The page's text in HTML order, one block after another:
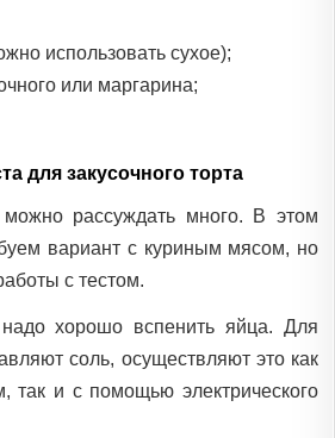
использовать сухое);
или маргарина;
для закусочного торта
рассуждать много. В этом
вариант с куриным мясом, но
с тестом.
хорошо вспенить яйца. Для
соль, осуществляют это как
так и с помощью электрического